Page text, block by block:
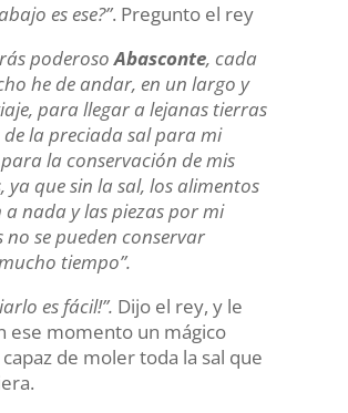
es ese?”. Pregunto el rey
poderosoAbasconte, cada
he de andar, en un largo y
para llegar a lejanas tierras
de la preciada sal para mi
la conservación de mis
ya que sin la sal, los alimentos
a nada y las piezas por mi
no se pueden conservar
tiempo”.
es fácil!”. Dijo el rey, y le
ese momento un mágico
de moler toda la sal que